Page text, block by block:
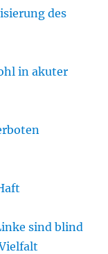
des
in akuter
sind blind